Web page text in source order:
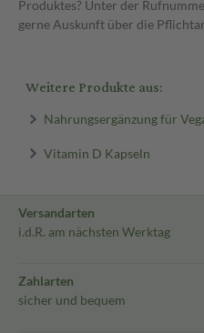
Produktes? Unter der
gerne Auskunft über die
Weitere Produkte aus:
Nahrungsergänzung für
Vitamin D Kapseln
Versandarten
i.d.R. am nächsten Werktag
Zahlarten
sicher und bequem